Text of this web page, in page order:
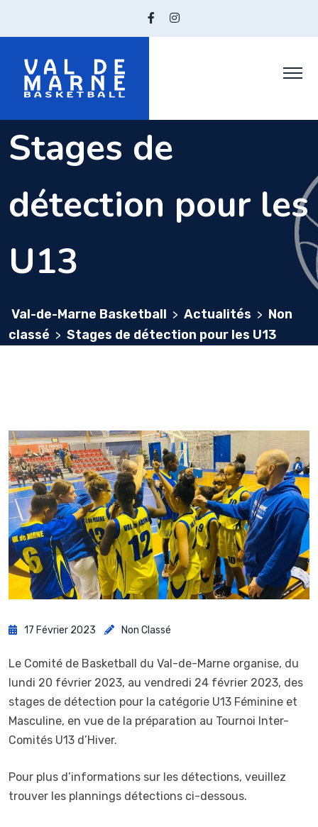
Stages de
détection pour les
U13
Val-de-Marne Basketball > Actualités > Non
classé > Stages de détection pour les U13
17 Février 2023 Non Classé
Le Comité de Basketball du Val-de-Marne organise, du
lundi 20 février 2023, au vendredi 24 février 2023, des
stages de détection pour la catégorie U13 Féminine et
Masculine, en vue de la préparation au Tournoi Inter-
Comités U13 d’Hiver.
Pour plus d’informations sur les détections, veuillez
trouver les plannings détections ci-dessous.